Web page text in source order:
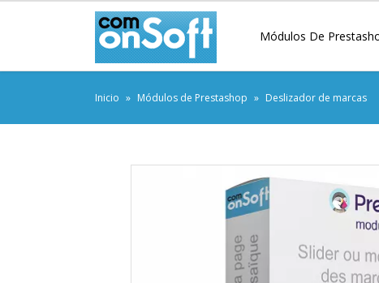
Módulos De
Inicio Módulos de Prestashop Deslizador de marcas